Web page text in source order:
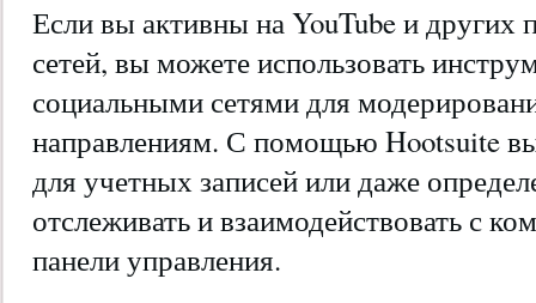
Если вы активны на YouTube и других
сетей, вы можете использовать
социальными сетями для
направлениям. С помощью Hootsuite
для учетных записей или даже
отслеживать и взаимодействовать с
панели управления.